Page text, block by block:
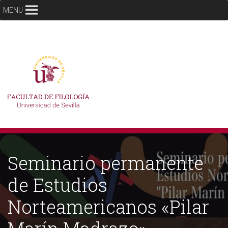
MENU
Seminario permanente
de Estudios
Norteamericanos «Pilar